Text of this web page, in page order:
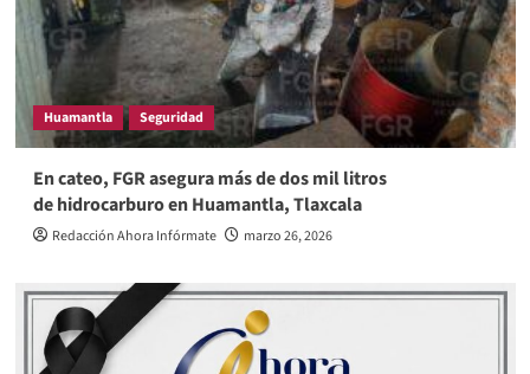
Huamantla Seguridad
En cateo, FGR asegura más de dos mil litros
de hidrocarburo en Huamantla, Tlaxcala
Redacción Ahora Infórmate marzo 26, 2026